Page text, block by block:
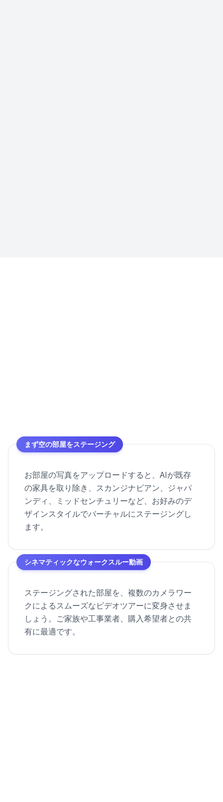
まず空の部屋をステージング
お部屋の写真をアップロードすると、AIが既存
の家具を取り除き、スカンジナビアン、ジャパ
ンディ、ミッドセンチュリーなど、お好みのデ
ザインスタイルでバーチャルにステージングし
ます。
シネマティックなウォークスルー動画
ステージングされた部屋を、複数のカメラワー
クによるスムーズなビデオツアーに変身させま
しょう。ご家族や工事業者、購入希望者との共
有に最適です。